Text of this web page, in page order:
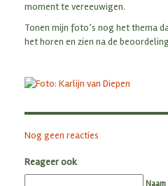
moment te vereeuwigen.
Tonen mijn foto’s nog het thema
het horen en zien na de
Nog geen reacties
Reageer ook